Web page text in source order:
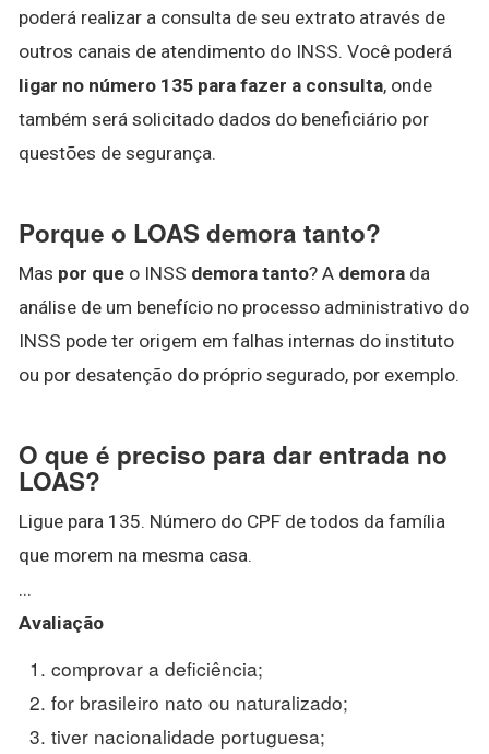
poderá realizar a consulta de seu extrato através de
outros canais de atendimento do INSS. Você poderá
ligar no número 135 para fazer a consulta, onde
também será solicitado dados do beneficiário por
questões de segurança.
Porque o LOAS demora tanto?
Mas por que o INSS demora tanto? A demora da
análise de um benefício no processo administrativo do
INSS pode ter origem em falhas internas do instituto
ou por desatenção do próprio segurado, por exemplo.
O que é preciso para dar entrada no
LOAS?
Ligue para 135. Número do CPF de todos da família
que morem na mesma casa.
...
Avaliação
comprovar a deficiência;
for brasileiro nato ou naturalizado;
tiver nacionalidade portuguesa;